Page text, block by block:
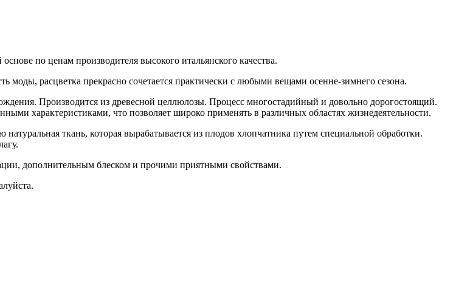
по ценам производителя высокого итальянского качества.
моды, расцветка прекрасно сочетается практически c любыми вещами осенне-зимнего сезона.
Производится из древесной целлюлозы. Процесс многостадийный и довольно дорогостоящий.
характеристиками, что позволяет широко применять в различных областях жизнедеятельности.
ткань, которая вырабатывается из плодов хлопчатника путем специальной обработки.
дополнительным блеском и прочими приятными свойствами.